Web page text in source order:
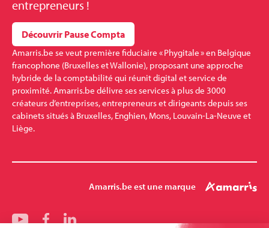
entrepreneurs !
Découvrir Pause Compta
Amarris.be se veut première fiduciaire « Phygitale » en Belgique
francophone (Bruxelles et Wallonie), proposant une approche
hybride de la comptabilité qui réunit digital et service de
proximité. Amarris.be délivre ses services à plus de 3000
créateurs d’entreprises, entrepreneurs et dirigeants depuis ses
cabinets situés à Bruxelles, Enghien, Mons, Louvain-La-Neuve et
Liège.
Amarris.be est une marque